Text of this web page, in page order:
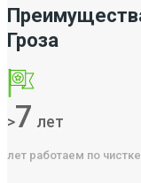
Гроза
>7 лет
лет работаем по